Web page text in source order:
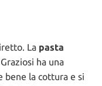
La pasta
ha una
bene la cottura e si